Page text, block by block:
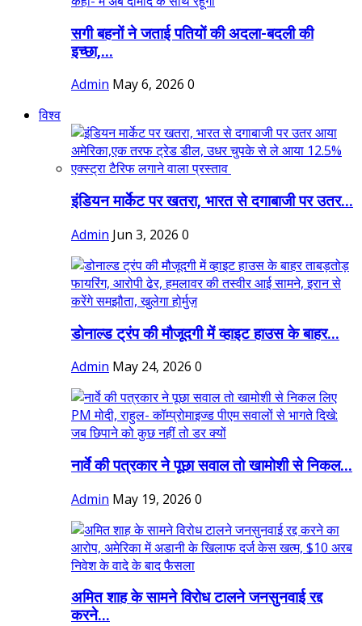
सगी बहनों ने जताई पतियों की अदला-बदली की
इच्छा,...
Admin May 6, 2026 0
विश्व
इंडियन मार्केट पर खतरा, भारत से दगाबाजी पर उतर...
Admin Jun 3, 2026 0
डोनाल्ड ट्रंप की मौजूदगी में व्हाइट हाउस के बाहर...
Admin May 24, 2026 0
नार्वे की पत्रकार ने पूछा सवाल तो खामोशी से निकल...
Admin May 19, 2026 0
अमित शाह के सामने विरोध टालने जनसुनवाई रद्द
करने...